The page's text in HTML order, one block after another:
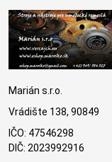
Marián s.r.o.
Vrádište 138, 90849
IČO: 47546298
DIČ: 2023992916